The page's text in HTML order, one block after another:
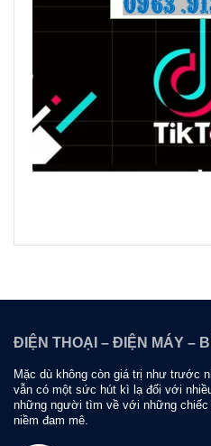
ĐIỆN THOẠI – ĐIỆN MÁY –
Mặc dù không còn giá trị như trước
vẫn có một sức hút kì lạ đối với
những người tìm về với những chiếc
niềm đam mê.